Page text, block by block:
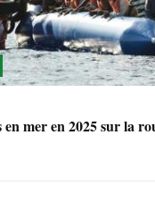
en mer en 2025 sur la